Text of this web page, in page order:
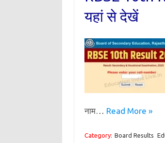
यहां से देखें
नाम… Read More »
Category: Board Results